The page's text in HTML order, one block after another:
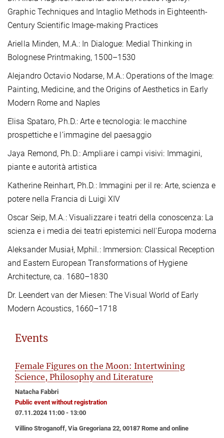
Graphic Techniques and Intaglio Methods in Eighteenth-
Century Scientific Image-making Practices
Ariella Minden, M.A.: In Dialogue: Medial Thinking in
Bolognese Printmaking, 1500–1530
Alejandro Octavio Nodarse, M.A.: Operations of the Image:
Painting, Medicine, and the Origins of Aesthetics in Early
Modern Rome and Naples
Elisa Spataro, Ph.D.: Arte e tecnologia: le macchine
prospettiche e l’immagine del paesaggio
Jaya Remond, Ph.D.: Ampliare i campi visivi: Immagini,
piante e autorità artistica
Katherine Reinhart, Ph.D.: Immagini per il re: Arte, scienza e
potere nella Francia di Luigi XIV
Oscar Seip, M.A.: Visualizzare i teatri della conoscenza: La
scienza e i media dei teatri epistemici nell'Europa moderna
Aleksander Musiał, Mphil.: Immersion: Classical Reception
and Eastern European Transformations of Hygiene
Architecture, ca. 1680–1830
Dr. Leendert van der Miesen: The Visual World of Early
Modern Acoustics, 1660–1718
Events
Female Figures on the Moon: Intertwining
Science, Philosophy and Literature
Natacha Fabbri
Public event without registration
07.11.2024 11:00 - 13:00
Villino Stroganoff, Via Gregoriana 22, 00187 Rome and online